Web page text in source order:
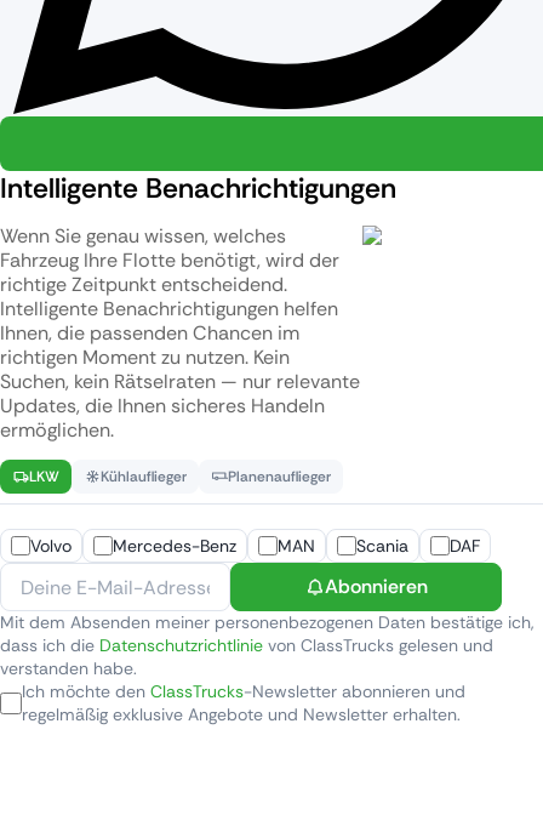
Intelligente Benachrichtigungen
Wenn Sie genau wissen, welches
Fahrzeug Ihre Flotte benötigt, wird der
richtige Zeitpunkt entscheidend.
Intelligente Benachrichtigungen helfen
Ihnen, die passenden Chancen im
richtigen Moment zu nutzen. Kein
Suchen, kein Rätselraten — nur relevante
Updates, die Ihnen sicheres Handeln
ermöglichen.
LKW Kühlauflieger Planenauflieger
Volvo Mercedes-Benz MAN Scania DAF
Abonnieren
Mit dem Absenden meiner personenbezogenen Daten bestätige ich,
dass ich die Datenschutzrichtlinie von ClassTrucks gelesen und
verstanden habe.
Ich möchte den ClassTrucks-Newsletter abonnieren und
regelmäßig exklusive Angebote und Newsletter erhalten.